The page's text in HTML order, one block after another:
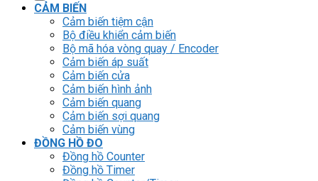
CẢM BIẾN
Cảm biến tiệm cận
Bộ điều khiển cảm biến
Bộ mã hóa vòng quay / Encoder
Cảm biến áp suất
Cảm biến cửa
Cảm biến hình ảnh
Cảm biến quang
Cảm biến sợi quang
Cảm biến vùng
ĐỒNG HỒ ĐO
Đồng hồ Counter
Đồng hồ Timer